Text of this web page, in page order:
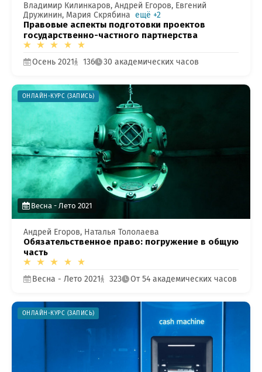
Владимир Килинкаров, Андрей Егоров, Евгений
Дружинин, Мария Скрябина ещё +2
Правовые аспекты подготовки проектов
государственно-частного партнерства
Осень 2021 136 30 академических часов
ОНЛАЙН-КУРС (ЗАПИСЬ)
Весна - Лето 2021
Андрей Егоров, Наталья Тололаева
Обязательственное право: погружение в общую
часть
Весна - Лето 2021 323 От 54 академических часов
ОНЛАЙН-КУРС (ЗАПИСЬ)
ОТПРАВИТЬ
кнопку “Отправить”, вы даете
персональных данных на основании
конфиденциальности